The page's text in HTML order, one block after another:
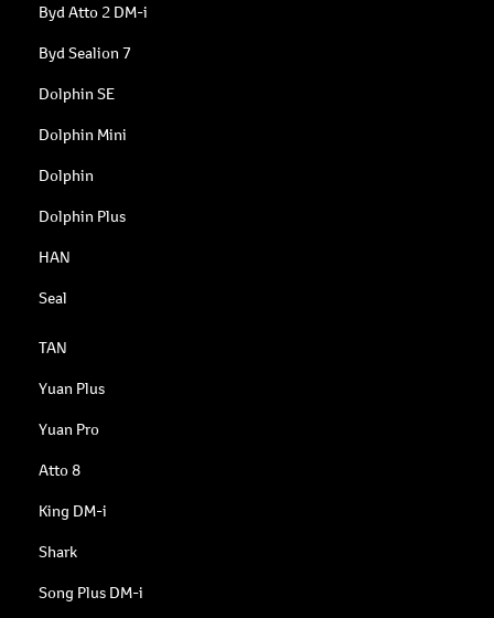
Byd Atto 2 DM-i
Byd Sealion 7
Dolphin SE
Dolphin Mini
Dolphin
Dolphin Plus
HAN
Seal
TAN
Yuan Plus
Yuan Pro
Atto 8
King DM-i
Shark
Song Plus DM-i